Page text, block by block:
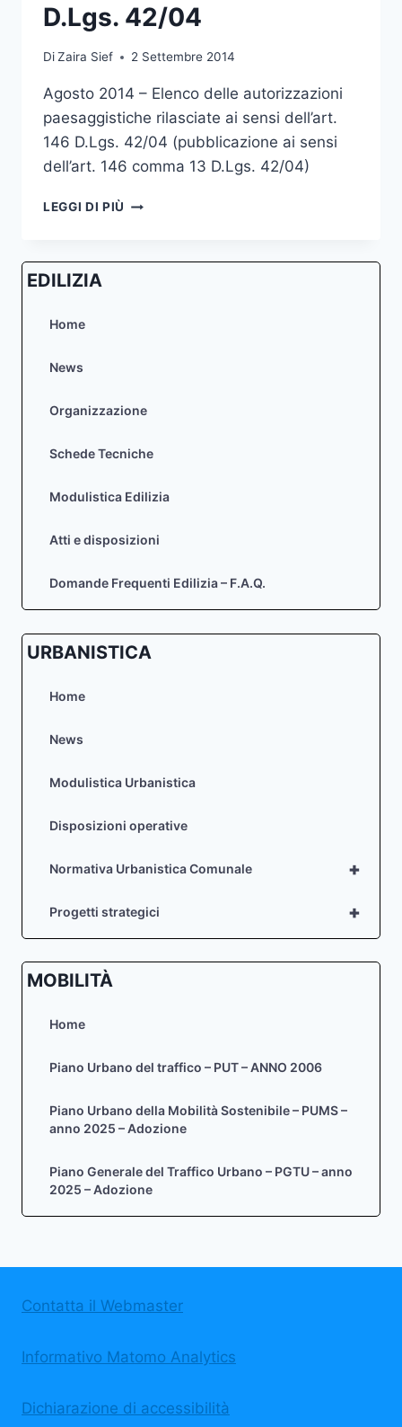
D.Lgs. 42/04
DiZaira Sief 2 Settembre 2014
Agosto 2014 – Elenco delle autorizzazioni
paesaggistiche rilasciate ai sensi dell’art.
146 D.Lgs. 42/04 (pubblicazione ai sensi
dell’art. 146 comma 13 D.Lgs. 42/04)
LEGGI DI PIÙ AGOSTO
ELENCO
EDILIZIA
Home
News
Organizzazione
Schede Tecniche
Modulistica Edilizia
Atti e disposizioni
Domande Frequenti Edilizia – F.A.Q.
URBANISTICA
Home
News
Modulistica Urbanistica
Disposizioni operative
+
Normativa Urbanistica Comunale
+
Progetti strategici
MOBILITÀ
Home
Piano Urbano del traffico – PUT – ANNO 2006
Piano Urbano della Mobilità Sostenibile – PUMS –
anno 2025 – Adozione
Piano Generale del Traffico Urbano – PGTU – anno
2025 – Adozione
Contatta il Webmaster
Informativo Matomo Analytics
Dichiarazione di accessibilità